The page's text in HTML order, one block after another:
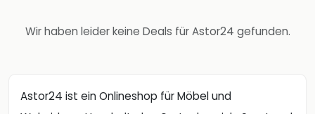
Wir haben leider keine Deals für Astor24 gefunden.
Astor24 ist ein Onlineshop für Möbel und